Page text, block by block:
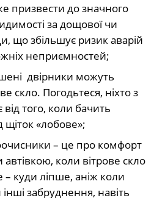
призвести до значного
за дощової чи
що збільшує ризик аварій
неприємностей;
двірники можуть
скло. Погодьтеся, ніхто з
від того, коли бачить
щіток «лобове»;
– це про комфорт
автівкою, коли вітрове скло
– куди ліпше, аніж коли
забруднення, навіть